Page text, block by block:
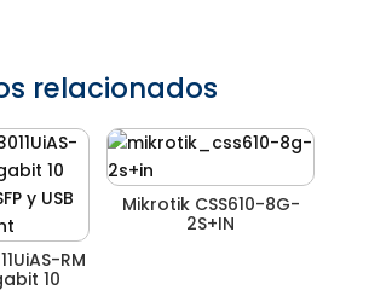
relacionados
RM
10
Mikrotik CSS610-8G-
2S+IN